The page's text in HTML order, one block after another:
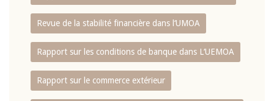
Revue de la stabilité financière dans l‘UMOA
Rapport sur les conditions de banque dans L‘UEMOA
Rapport sur le commerce extérieur